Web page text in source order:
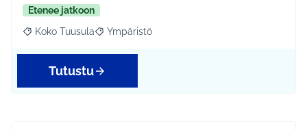
Etenee jatkoon
Rajaa tulokset aihepiirin mukaan: Koko Tuusula
Koko Tuusula Rajaa tulokset teeman mukaan: Ympäristö
Ympäristö
Tutustu